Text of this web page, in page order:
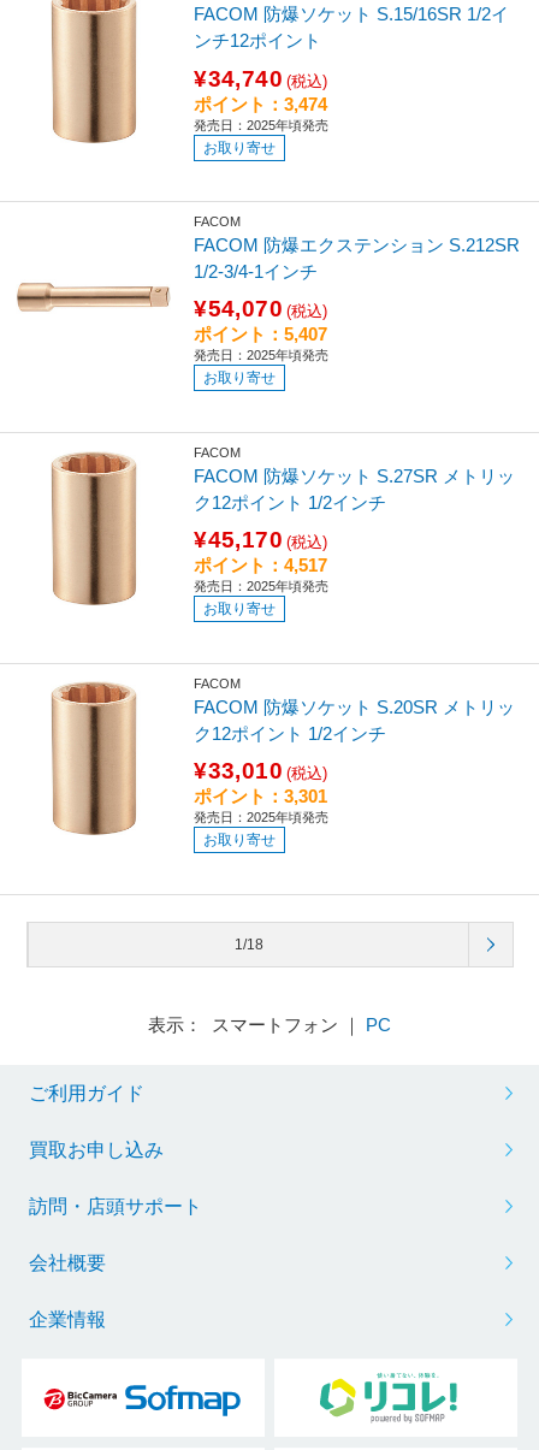
FACOM 防爆ソケット S.15/16SR 1/2イ
ンチ12ポイント
¥34,740 (税込)
ポイント：3,474
発売日：2025年頃発売
お取り寄せ
FACOM
FACOM 防爆エクステンション S.212SR
1/2-3/4-1インチ
¥54,070 (税込)
ポイント：5,407
発売日：2025年頃発売
お取り寄せ
FACOM
FACOM 防爆ソケット S.27SR メトリッ
ク12ポイント 1/2インチ
¥45,170 (税込)
ポイント：4,517
発売日：2025年頃発売
お取り寄せ
FACOM
FACOM 防爆ソケット S.20SR メトリッ
ク12ポイント 1/2インチ
¥33,010 (税込)
ポイント：3,301
発売日：2025年頃発売
お取り寄せ
1/18
表示： スマートフォン ｜ PC
ご利用ガイド
買取お申し込み
訪問・店頭サポート
会社概要
企業情報